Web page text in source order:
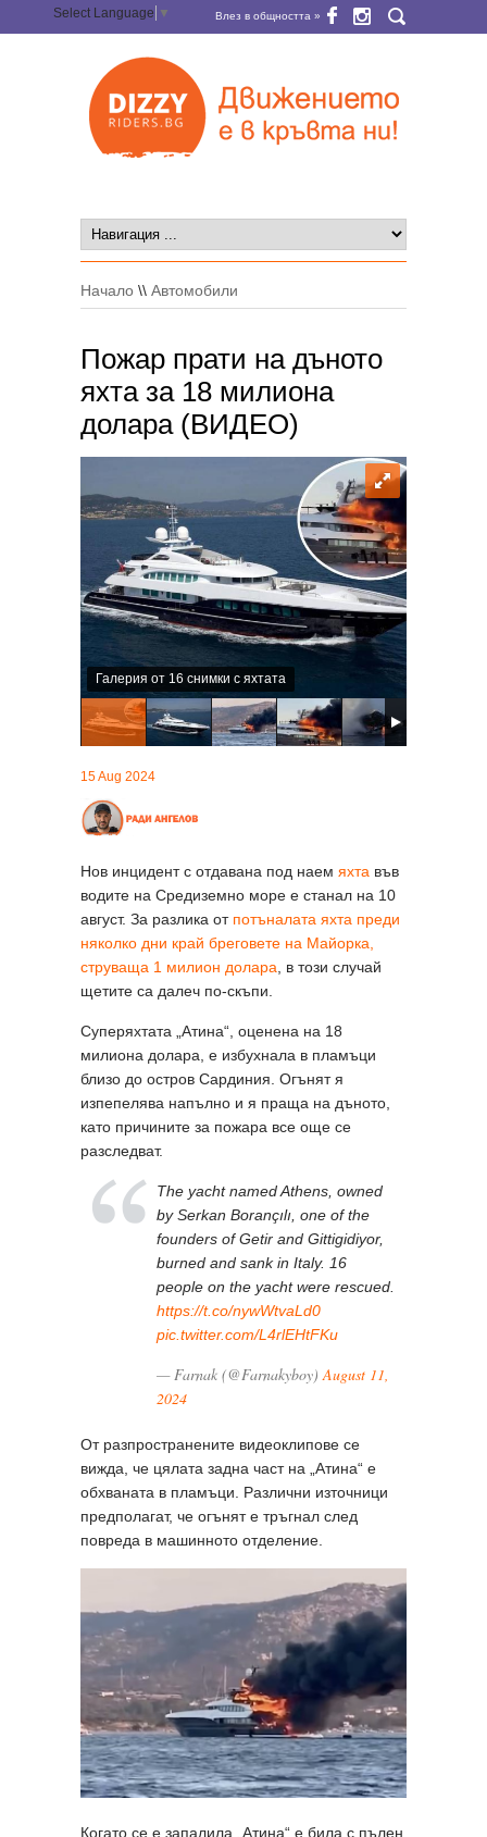
Select Language ▼ Влез в общността »
Начало \\ Автомобили
Пожар прати на дъното
яхта за 18 милиона
долара (ВИДЕО)
Галерия от 16 снимки с яхтата
15 Aug 2024
Нов инцидент с отдавана под наем яхта във
водите на Средиземно море е станал на 10
август. За разлика от потъналата яхта преди
няколко дни край бреговете на Майорка,
струваща 1 милион долара , в този случай
щетите са далеч по-скъпи.
Суперяхтата „Атина“, оценена на 18
милиона долара, е избухнала в пламъци
близо до остров Сардиния. Огънят я
изпепелява напълно и я праща на дъното,
като причините за пожара все още се
разследват.
The yacht named Athens, owned
by Serkan Borançılı, one of the
founders of Getir and Gittigidiyor,
burned and sank in Italy. 16
people on the yacht were rescued.
https://t.co/nywWtvaLd0
pic.twitter.com/L4rlEHtFKu
— Farnak (@Farnakyboy) August 11,
2024
От разпространените видеоклипове се
вижда, че цялата задна част на „Атина“ е
обхваната в пламъци. Различни източници
предполагат, че огънят е тръгнал след
повреда в машинното отделение.
Когато се е запалила „Атина“ е била с пълен